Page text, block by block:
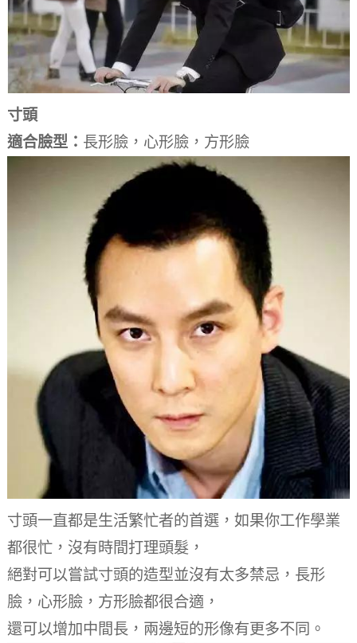
寸頭
適合臉型： 長形臉，心形臉，方形臉
寸頭一直都是生活繁忙者的首選，如果你工作學業
都很忙，沒有時間打理頭髮，
絕對可以嘗試寸頭的造型並沒有太多禁忌，長形
臉，心形臉，方形臉都很合適，
還可以增加中間長，兩邊短的形像有更多不同。